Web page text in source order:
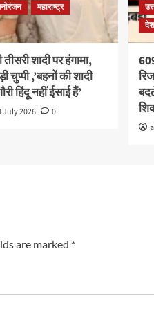
महाराष्ट्र
शादी पर हंगामा,
चुप्पी ,’बहनों की शादी
हिंदू नहीं ईसाई हैं’
July 2026 0
are marked *